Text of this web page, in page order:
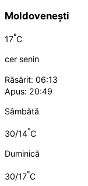
Moldovenești
17°C
cer senin
Răsărit: 06:13
Apus: 20:49
Sâmbătă
30/14°C
Duminică
30/17°C